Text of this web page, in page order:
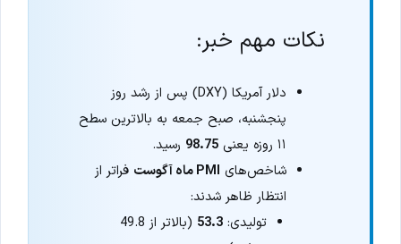
نکات مهم خبر:
دلار آمریکا (DXY) پس از رشد روز
پنجشنبه، صبح جمعه به بالاترین سطح
۱۱ روزه یعنی
98.75 رسید.
شاخص‌های PMI ماه آگوست
فراتر از
انتظار ظاهر شدند:
تولیدی:53.3
(بالاتر از 49.8